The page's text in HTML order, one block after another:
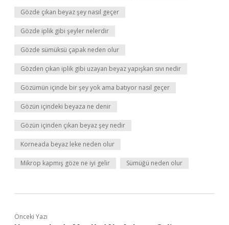
Gözde çıkan beyaz şey nasıl geçer
Gözde iplik gibi şeyler nelerdir
Gözde sümüksü çapak neden olur
Gözden çıkan iplik gibi uzayan beyaz yapışkan sıvı nedir
Gözümün içinde bir şey yok ama batıyor nasıl geçer
Gözün içindeki beyaza ne denir
Gözün içinden çıkan beyaz şey nedir
Korneada beyaz leke neden olur
Mikrop kapmış göze ne iyi gelir Sümüğü neden olur
Önceki Yazı